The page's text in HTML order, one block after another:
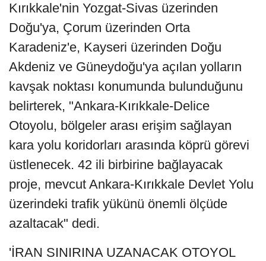
Kırıkkale'nin Yozgat-Sivas üzerinden
Doğu'ya, Çorum üzerinden Orta
Karadeniz'e, Kayseri üzerinden Doğu
Akdeniz ve Güneydoğu'ya açılan yolların
kavşak noktası konumunda bulunduğunu
belirterek, "Ankara-Kırıkkale-Delice
Otoyolu, bölgeler arası erişim sağlayan
kara yolu koridorları arasında köprü görevi
üstlenecek. 42 ili birbirine bağlayacak
proje, mevcut Ankara-Kırıkkale Devlet Yolu
üzerindeki trafik yükünü önemli ölçüde
azaltacak" dedi.
'İRAN SINIRINA UZANACAK OTOYOL